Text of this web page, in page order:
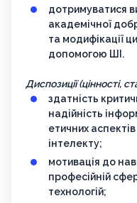
дотримуватися
академічної
та модифікації
допомогою ШІ.
Диспозиції (цінності,
здатність
надійність
етичних
інтелекту;
мотивація до
професійній
технологій;